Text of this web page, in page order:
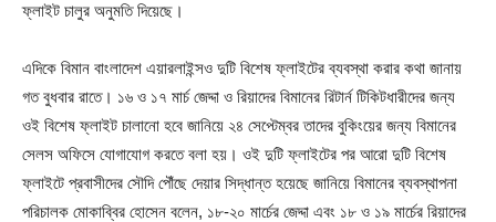
ফ্লাইট চালুর অনুমতি দিয়েছে।
এদিকে বিমান বাংলাদেশ এয়ারলাইন্সও দুটি বিশেষ ফ্লাইটের ব্যবস্থা করার কথা জানায়
গত বুধবার রাতে। ১৬ ও ১৭ মার্চ জেদ্দা ও রিয়াদের বিমানের রিটার্ন টিকিটধারীদের জন্য
ওই বিশেষ ফ্লাইট চালানো হবে জানিয়ে ২৪ সেপ্টেম্বর তাদের বুকিংয়ের জন্য বিমানের
সেলস অফিসে যোগাযোগ করতে বলা হয়। ওই দুটি ফ্লাইটের পর আরো দুটি বিশেষ
ফ্লাইটে প্রবাসীদের সৌদি পৌঁছে দেয়ার সিদ্ধান্ত হয়েছে জানিয়ে বিমানের ব্যবস্থাপনা
পরিচালক মোকাবি্বর হোসেন বলেন, ১৮-২০ মার্চের জেদ্দা এবং ১৮ ও ১৯ মার্চের রিয়াদের